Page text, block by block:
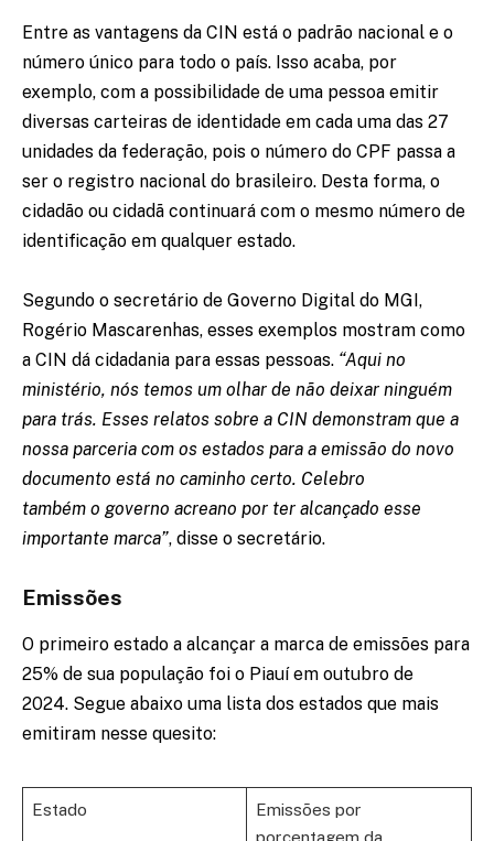
Entre as vantagens da CIN está o padrão nacional e o
número único para todo o país. Isso acaba, por
exemplo, com a possibilidade de uma pessoa emitir
diversas carteiras de identidade em cada uma das 27
unidades da federação, pois o número do CPF passa a
ser o registro nacional do brasileiro. Desta forma, o
cidadão ou cidadã continuará com o mesmo número de
identificação em qualquer estado.
Segundo o secretário de Governo Digital do MGI,
Rogério Mascarenhas, esses exemplos mostram como
a CIN dá cidadania para essas pessoas. “Aqui no
ministério, nós temos um olhar de não deixar ninguém
para trás. Esses relatos sobre a CIN demonstram que a
nossa parceria com os estados para a emissão do novo
documento está no caminho certo. Celebro
também o governo acreano por ter alcançado esse
importante marca”, disse o secretário.
Emissões
O primeiro estado a alcançar a marca de emissões para
25% de sua população foi o Piauí em outubro de
2024. Segue abaixo uma lista dos estados que mais
emitiram nesse quesito:
Estado
Emissões por
porcentagem da